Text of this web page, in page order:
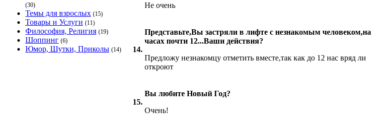
(30)
Темы для взрослых (15)
Товары и Услуги (11)
Философия, Религия (19)
Шоппинг (6)
Юмор, Шутки, Приколы (14)
Не очень
14.
Представьте,Вы застряли в лифте с незнакомым человеком,на
часах почти 12...Ваши действия?
Предложу незнакомцу отметить вместе,так как до 12 нас вряд ли
откроют
15.
Вы любите Новый Год?
Очень!